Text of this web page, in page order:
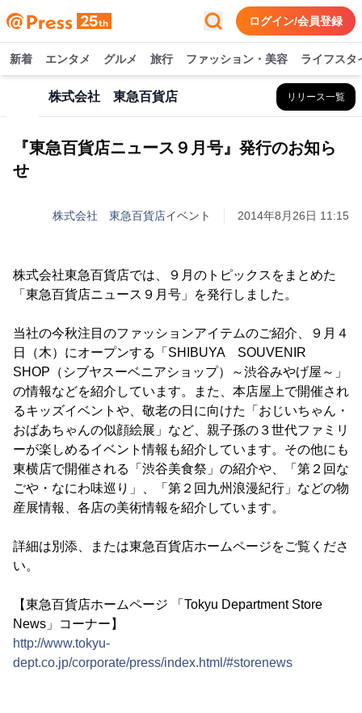
ログイン/会員登録
新着 エンタメ グルメ 旅行 ファッション・美容 ライフスタ
株式会社 東急百貨店 リリース一覧
『東急百貨店ニュース９月号』発行のお知ら
せ
株式会社 東急百貨店イベント 2014年8月26日 11:15
株式会社東急百貨店では、９月のトピックスをまとめた
「東急百貨店ニュース９月号」を発行しました。
当社の今秋注目のファッションアイテムのご紹介、９月４
日（木）にオープンする「SHIBUYA SOUVENIR
SHOP（シブヤスーベニアショップ）～渋谷みやげ屋～」
の情報などを紹介しています。また、本店屋上で開催され
るキッズイベントや、敬老の日に向けた「おじいちゃん・
おばあちゃんの似顔絵展」など、親子孫の３世代ファミリ
ーが楽しめるイベント情報も紹介しています。その他にも
東横店で開催される「渋谷美食祭」の紹介や、「第２回な
ごや・なにわ味巡り」、「第２回九州浪漫紀行」などの物
産展情報、各店の美術情報を紹介しています。
詳細は別添、または東急百貨店ホームページをご覧くださ
い。
【東急百貨店ホームページ 「Tokyu Department Store
News」コーナー】
http://www.tokyu-
dept.co.jp/corporate/press/index.html/#storenews